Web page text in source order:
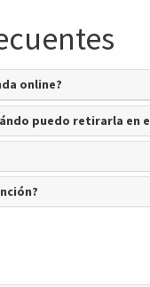
online?
puedo retirarla en